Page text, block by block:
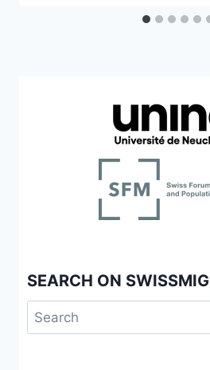
SEARCH ON SWISSMIG
Search
for: